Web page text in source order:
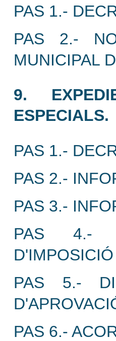
PAS 1.-
PAS 2.-
MUNICIPAL
9.
ESPECIALS.
PAS 1.-
PAS 2.-
PAS 3.-
PAS 4.-
PAS 5.-
PAS 6.-